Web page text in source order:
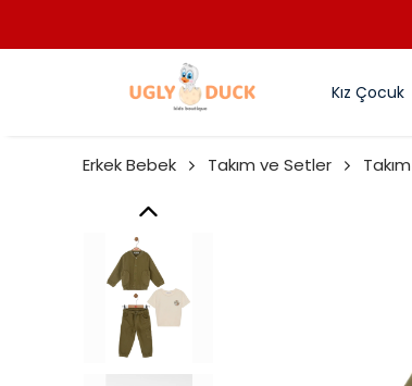
Kız Çocuk
Erkek Bebek Takım ve Setler Takım